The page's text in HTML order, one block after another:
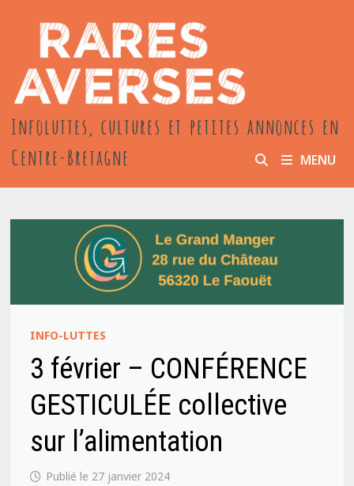
contenu
Infoluttes, cultures et petites annonces en
Centre-Bretagne
MENU
INFO-LUTTES
3 février – CONFÉRENCE
GESTICULÉE collective
sur l’alimentation
27 janvier 2024